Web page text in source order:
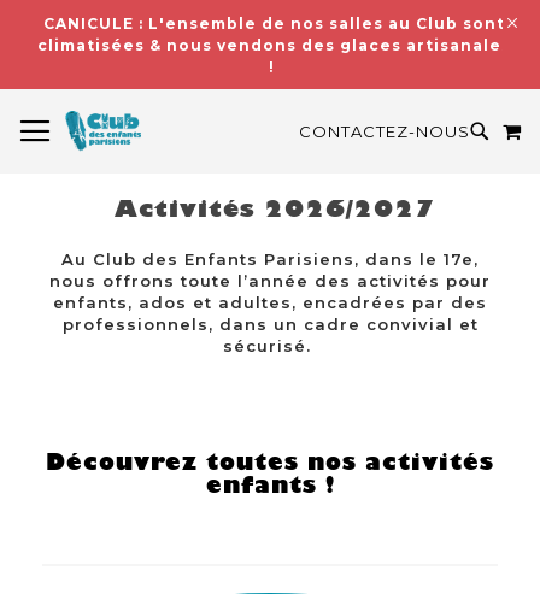
CANICULE : L'ensemble de nos salles au Club sont
climatisées & nous vendons des glaces artisanales
!
CONTACTEZ-NOUS
Activités 2026/2027
Au Club des Enfants Parisiens, dans le 17e,
nous offrons toute l’année des activités pour
enfants, ados et adultes, encadrées par des
professionnels, dans un cadre convivial et
sécurisé.
Découvrez toutes nos activités
enfants !